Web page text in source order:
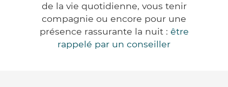
de la vie quotidienne, vous tenir
compagnie ou encore pour une
présence rassurante la nuit : être
rappelé par un conseiller